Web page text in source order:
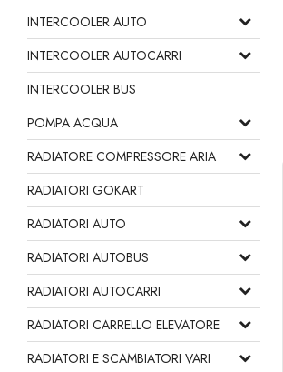
INTERCOOLER AUTO
INTERCOOLER AUTOCARRI
INTERCOOLER BUS
POMPA ACQUA
RADIATORE COMPRESSORE ARIA
RADIATORI GOKART
RADIATORI AUTO
RADIATORI AUTOBUS
RADIATORI AUTOCARRI
RADIATORI CARRELLO ELEVATORE
RADIATORI E SCAMBIATORI VARI